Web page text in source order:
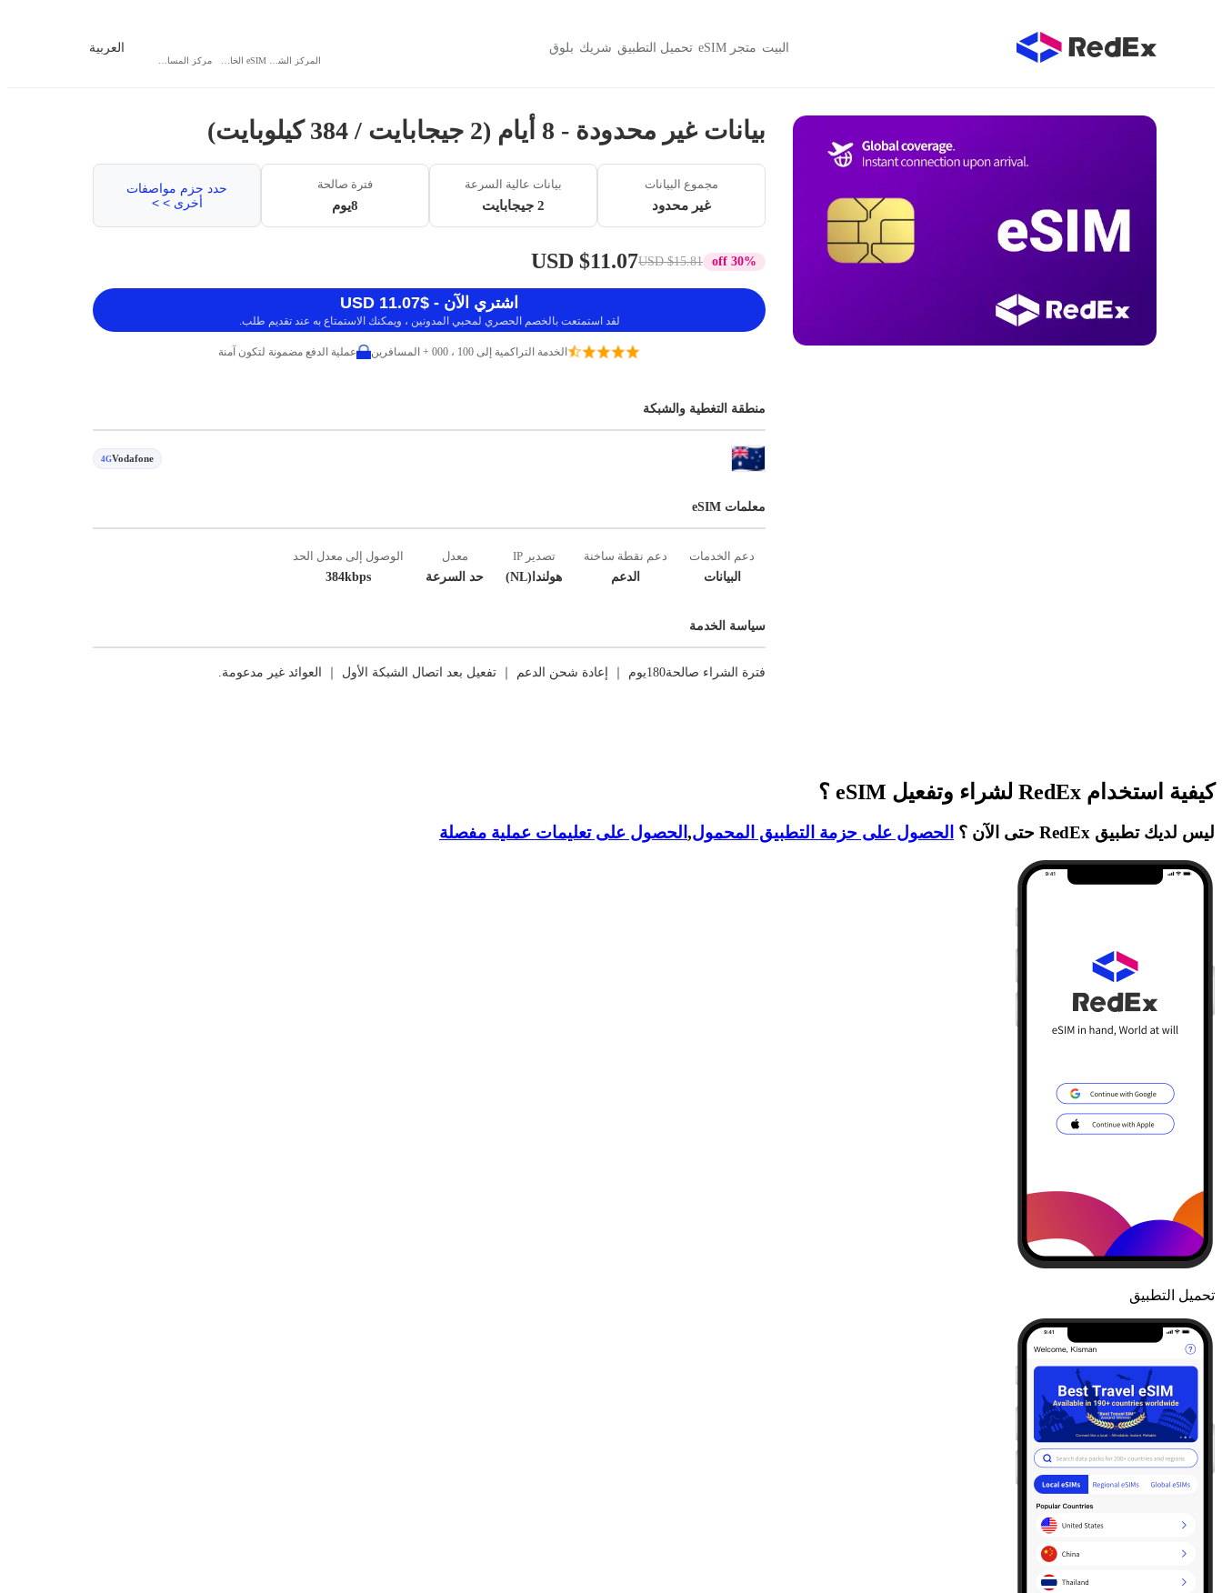
البيت متجر eSIM تحميل التطبيق شريك بلوق العربية
بيانات غير محدودة - 8 أيام (2 جيجابايت / 384 كيلوبايت)
مجموع البيانات
غير محدود
بيانات عالية السرعة
2 جيجابايت
فترة صالحة
8يوم
حدد حزم مواصفات
أخرى > >
30% off
$15.81 USD
$11.07 USD
اشتري الآن - $11.07 USD
لقد استمتعت بالخصم الحصري لمحبي المدونين ، ويمكنك الاستمتاع به عند تقديم طلب.
الخدمة التراكمية إلى 100 ، 000 + المسافرين عملية الدفع مضمونة لتكون آمنة
منطقة التغطية والشبكة
Vodafone
4G
معلمات eSIM
دعم الخدمات
البيانات
دعم نقطة ساخنة
الدعم
تصدير IP
هولندا(NL)
معدل
حد السرعة
الوصول إلى معدل الحد
384kbps
سياسة الخدمة
فترة الشراء صالحة180يوم ｜ إعادة شحن الدعم ｜ تفعيل بعد اتصال الشبكة الأول ｜ العوائد غير مدعومة.
كيفية استخدام RedEx لشراء وتفعيل eSIM ؟
ليس لديك تطبيق RedEx حتى الآن ؟ الحصول على حزمة التطبيق المحمول, الحصول على تعليمات عملية مفصلة
تحميل التطبيق